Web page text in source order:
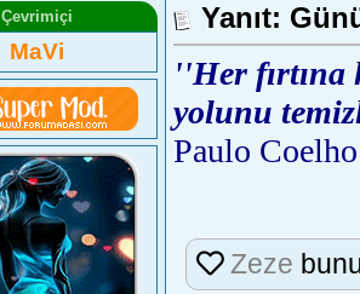
Çevrimiçi
MaVi
Yanıt:
''Her fırtına
yolunu
Paulo Coelho
Zeze